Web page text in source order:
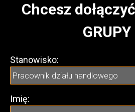
Chcesz
GRUPY
Stanowisko:
Imię: